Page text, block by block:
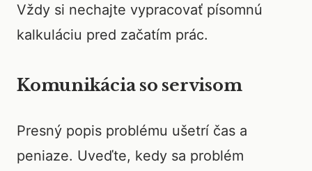
Vždy si nechajte vypracovať písomnú
kalkuláciu pred začatím prác.
Komunikácia so servisom
Presný popis problému ušetrí čas a
peniaze. Uveďte, kedy sa problém